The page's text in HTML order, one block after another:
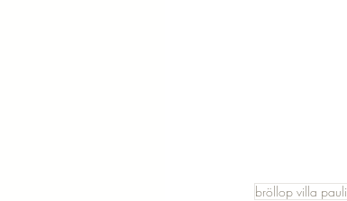
bröllop villa pauli